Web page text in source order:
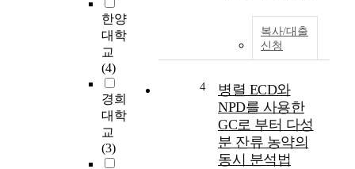
한양
대학
교
(4)
경희
대학
교
(3)
복사/대출
신청
4
병렬 ECD와
NPD를 사용한
GC로 부터 다성
분 잔류 농약의
동시 분석법